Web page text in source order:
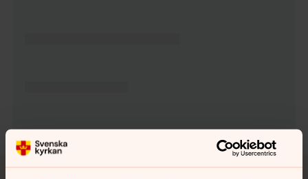
Tillbaka till toppen
Tillbaka till innehållet